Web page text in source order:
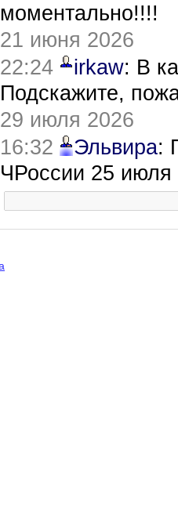
моментально!!!!
21 июня 2026
22:24
irkaw: В
Подскажите,
29 июля 2026
16:32
Эльвира:
ЧРоссии 25 июля